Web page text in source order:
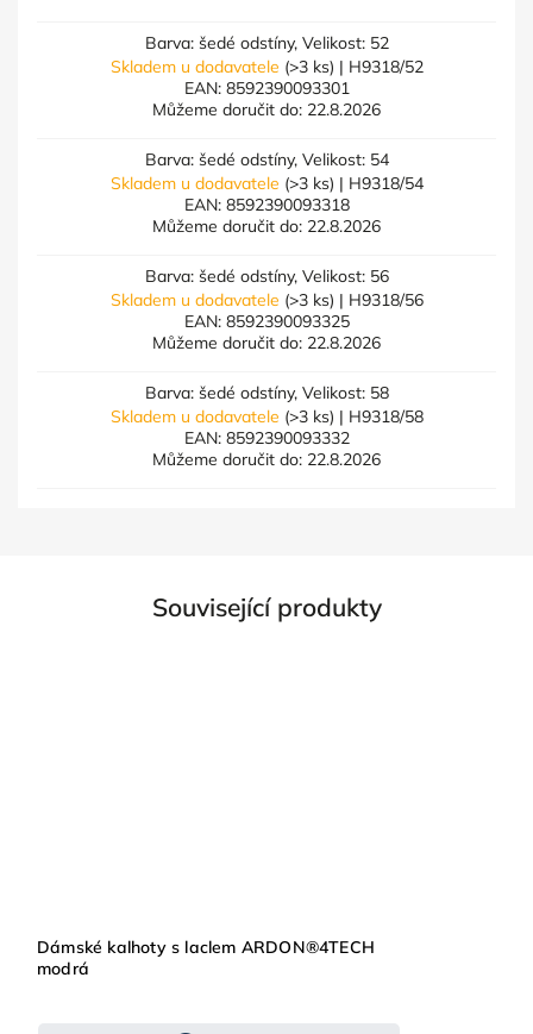
Barva: šedé odstíny, Velikost: 52
Skladem u dodavatele (>3 ks) | H9318/52
EAN: 8592390093301
Můžeme doručit do: 22.8.2026
Barva: šedé odstíny, Velikost: 54
Skladem u dodavatele (>3 ks) | H9318/54
EAN: 8592390093318
Můžeme doručit do: 22.8.2026
Barva: šedé odstíny, Velikost: 56
Skladem u dodavatele (>3 ks) | H9318/56
EAN: 8592390093325
Můžeme doručit do: 22.8.2026
Barva: šedé odstíny, Velikost: 58
Skladem u dodavatele (>3 ks) | H9318/58
EAN: 8592390093332
Můžeme doručit do: 22.8.2026
Související produkty
Dámské kalhoty s laclem ARDON®4TECH
modrá